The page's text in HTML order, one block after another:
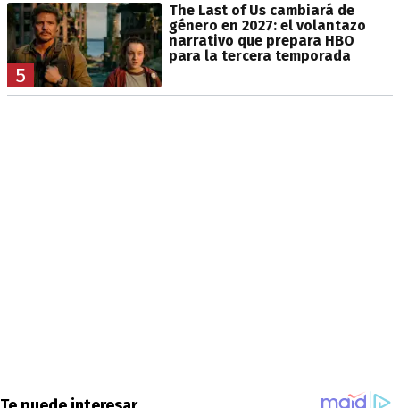
5
The Last of Us cambiará de
género en 2027: el volantazo
narrativo que prepara HBO
para la tercera temporada